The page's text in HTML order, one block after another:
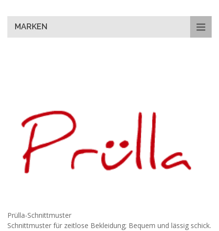
MARKEN
Prülla-Schnittmuster
Schnittmuster für zeitlose Bekleidung; Bequem und lässig schick.